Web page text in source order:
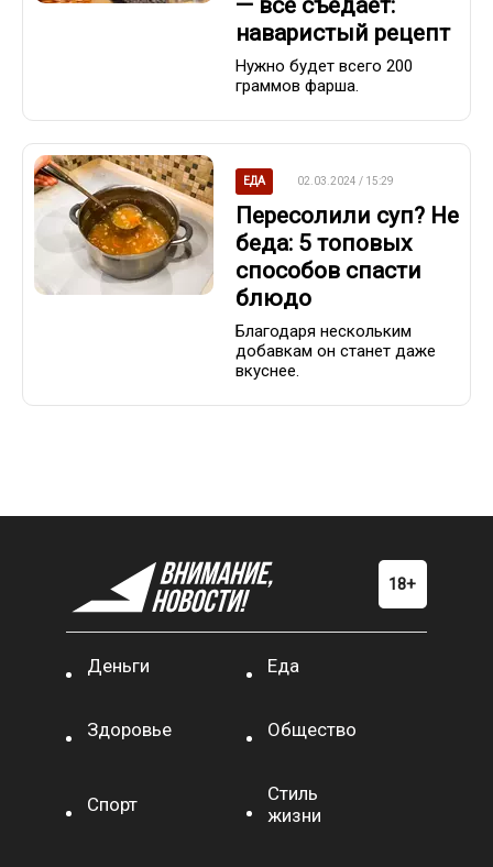
— все съедает:
наваристый рецепт
Нужно будет всего 200
граммов фарша.
ЕДА 02.03.2024 / 15:29
Пересолили суп? Не
беда: 5 топовых
способов спасти
блюдо
Благодаря нескольким
добавкам он станет даже
вкуснее.
Деньги Еда
Здоровье Общество
Спорт
Стиль
жизни